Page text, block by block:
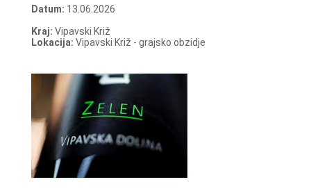
Datum: 13.06.2026
Kraj: Vipavski Križ
Lokacija: Vipavski Križ - grajsko obzidje